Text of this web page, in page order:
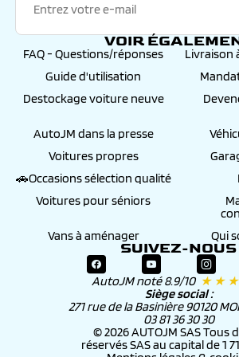
Tablette cache-bagages
Teinte de caisse gris hurricane
Témoin de non bouclage de la
conducteur et passager
Verrouillage automatique des
Verrouillage centralisé des portes et
télécommande hf
Volant compact 3 branches cuir
Volant compact multifonction
profondeur
VOIR
FAQ - Questions/réponses
Livraison
Guide d'utilisation
Destockage voiture neuve
AutoJM dans la presse
Voitures propres
🚗Occasions sélection qualité
Voitures pour séniors
Vans à aménager
Qui
SUIVEZ-NOUS
AutoJM noté 8.9/10 ★ ★
Siège social :
271 rue de la Basinière 90120
03 81 36 30 30
© 2026 AUTOJM SAS Tous
réservés SAS au capital de 1